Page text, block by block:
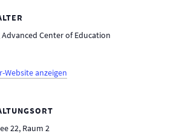
22, Raum 2
Center of Education
Website anzeigen